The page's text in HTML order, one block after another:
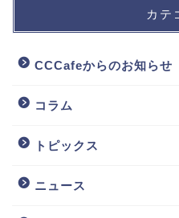
カテ
CCCafeからのお知らせ
コラム
トピックス
ニュース